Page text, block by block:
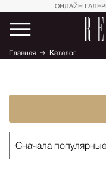
ОНЛАЙН
Главная Каталог